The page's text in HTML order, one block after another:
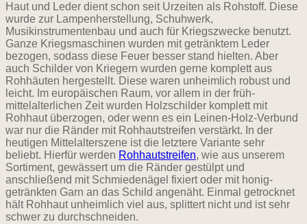
Haut und Leder dient schon seit Urzeiten als Rohstoff. Diese
wurde zur Lampenherstellung, Schuhwerk,
Musikinstrumentenbau und auch für Kriegszwecke benutzt.
Ganze Kriegsmaschinen wurden mit getränktem Leder
bezogen, sodass diese Feuer besser stand hielten. Aber
auch Schilder von Kriegern wurden gerne komplett aus
Rohhäuten hergestellt. Diese waren unheimlich robust und
leicht. Im europäischen Raum, vor allem in der früh-
mittelalterlichen Zeit wurden Holzschilder komplett mit
Rohhaut überzogen, oder wenn es ein Leinen-Holz-Verbund
war nur die Ränder mit Rohhautstreifen verstärkt. In der
heutigen Mittelalterszene ist die letztere Variante sehr
beliebt. Hierfür werden Rohhautstreifen, wie aus unserem
Sortiment, gewässert um die Ränder gestülpt und
anschließend mit Schmiedenägel fixiert oder mit honig-
getränkten Garn an das Schild angenäht. Einmal getrocknet
hält Rohhaut unheimlich viel aus, splittert nicht und ist sehr
schwer zu durchschneiden.